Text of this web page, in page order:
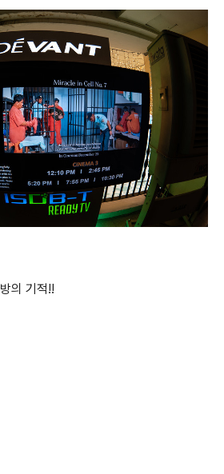
의 기적!!